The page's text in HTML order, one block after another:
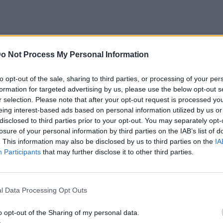
Not Process My Personal Information
opt-out of the sale, sharing to third parties, or processing of your
for targeted advertising by us, please use the below opt-out
selection. Please note that after your opt-out request is processed
interest-based ads based on personal information utilized by us
to third parties prior to your opt-out. You may separately
of your personal information by third parties on the IAB’s list of
This information may also be disclosed by us to third parties on the
Participants that may further disclose it to other third parties.
Data Processing Opt Outs
opt-out of the Sharing of my personal data.
στην ικανότητα της να επιλέγει
ευκολία με την κομψότητα,
να είναι ταυτόχρονα casual και
Χολμς που ταιριάζει με όλα τα
στις τελευταίες της εμφανίσεις, πώς
με όλα τα outfits. Είναι ένα
απόχρωση. Πρόκειται για μια
μεγαλύτερη στιλιστική ευελιξία, που
γκαρνταρόμπα της.
35 Vanilla» είναι μεσαίου